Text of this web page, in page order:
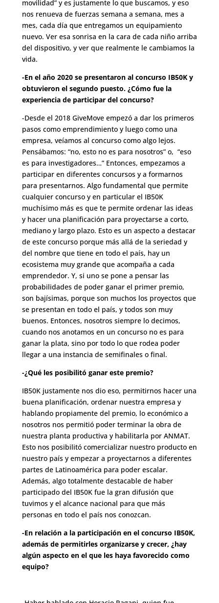
movilidad” y es justamente lo que buscamos, y eso
nos renueva de fuerzas semana a semana, mes a
mes, cada día que entregamos un equipamiento
nuevo. Ver esa sonrisa en la cara de cada niño arriba
del dispositivo, y ver que realmente le cambiamos la
vida.
-En el año 2020 se presentaron al concurso IB50K y
obtuvieron el segundo puesto. ¿Cómo fue la
experiencia de participar del concurso?
-Desde el 2018 GiveMove empezó a dar los primeros
pasos como emprendimiento y luego como una
empresa, veíamos al concurso como algo lejos.
Pensábamos: “no, esto no es para nosotros” o, “eso
es para investigadores…” Entonces, empezamos a
participar en diferentes concursos y a formarnos
para presentarnos. Algo fundamental que permite
cualquier concurso y en particular el IB50K
muchísimo más es que te permite ordenar las ideas
y hacer una planificación para proyectarse a corto,
mediano y largo plazo. Esto es un aspecto a destacar
de este concurso porque más allá de la seriedad y
del nombre que tiene en todo el país, hay un
ecosistema muy grande que acompaña a cada
emprendedor. Y, si uno se pone a pensar las
probabilidades de poder ganar el primer premio,
son bajísimas, porque son muchos los proyectos que
se presentan en todo el país, y todos son muy
buenos. Entonces, nosotros siempre lo decimos,
cuando nos anotamos en un concurso no es para
ganar la plata, sino por todo lo que rodea poder
llegar a una instancia de semifinales o final.
-¿Qué les posibilitó ganar este premio?
IB50K justamente nos dio eso, permitirnos hacer una
buena planificación, ordenar nuestra empresa y
hablando propiamente del premio, lo económico a
nosotros nos permitió poder terminar la obra de
nuestra planta productiva y habilitarla por ANMAT.
Esto nos posibilitó comercializar nuestro producto en
nuestro país y empezar a proyectarnos a diferentes
partes de Latinoamérica para poder escalar.
Además, algo totalmente destacable de haber
participado del IB50K fue la gran difusión que
tuvimos y el alcance nacional para que más
personas en todo el país nos conozcan.
-En relación a la participación en el concurso IB50K,
además de permitirles organizarse y crecer, ¿hay
algún aspecto en el que les haya favorecido como
equipo?